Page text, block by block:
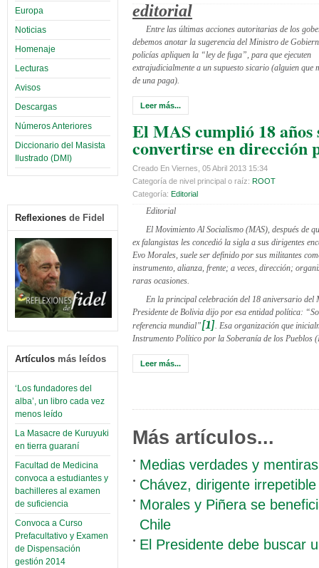
Europa
Noticias
Homenaje
Lecturas
Avisos
Descargas
Números Anteriores
Diccionario del Masista
Ilustrado (DMI)
Reflexiones de Fidel
Artículos más leídos
‘Los fundadores del
alba’, un libro cada vez
menos leído
La Masacre de Kuruyuki
en tierra guaraní
Facultad de Medicina
convoca a estudiantes y
bachilleres al examen
de suficiencia
Convoca a Curso
Prefacultativo y Examen
de Dispensación
gestión 2014
editorial
Entre las últimas acciones autoritarias de los
debemos anotar la sugerencia del Ministro de
policías apliquen la “ley de fuga”, para que ejecuten
extrajudicialmente a un supuesto sicario (alguien que
de una paga).
Leer más...
El MAS cumplió 18 años
convertirse en dirección
Creado En Viernes, 05 Abril 2013 15:34
Categoría de nivel principal o raíz: ROOT
Categoría: Editorial
Editorial
El Movimiento Al Socialismo (MAS), después de
ex falangistas les concedió la sigla a sus dirigentes
Evo Morales, suele ser definido por sus militantes
instrumento, alianza, frente; a veces, dirección;
raras ocasiones.
En la principal celebración del 18 aniversario del
Presidente de Bolivia dijo por esa entidad política:
referencia mundial”[1] . Esa organización que
Instrumento Político por la Soberanía de los Pueblos
Leer más...
Más artículos...
Medias verdades y
Chávez, dirigente
Morales y Piñera se
Chile
El Presidente debe buscar